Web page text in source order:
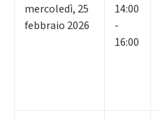
mercoledì, 25
febbraio 2026
14:00
-
16:00